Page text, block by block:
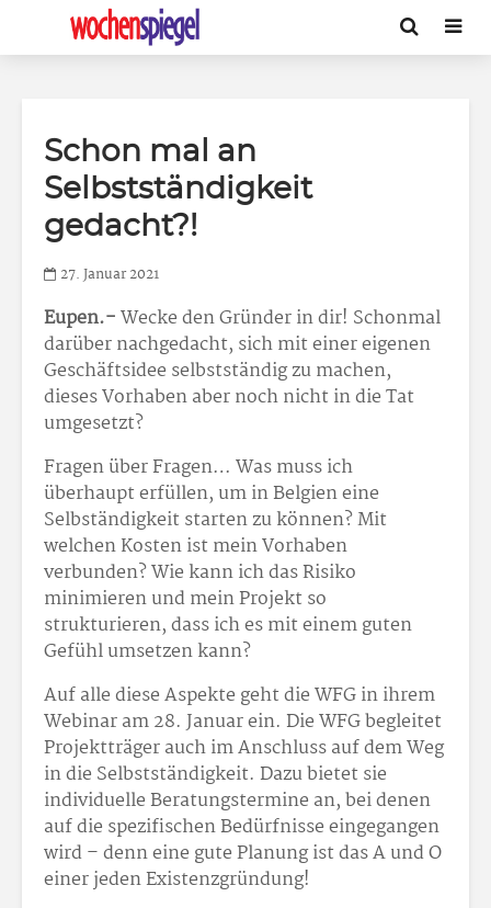
Schon mal an
Selbstständigkeit
gedacht?!
27. Januar 2021
Eupen.-Wecke den Gründer in dir! Schonmal
darüber nachgedacht, sich mit einer eigenen
Geschäftsidee selbstständig zu machen,
dieses Vorhaben aber noch nicht in die Tat
umgesetzt?
Fragen über Fragen… Was muss ich
überhaupt erfüllen, um in Belgien eine
Selbständigkeit starten zu können? Mit
welchen Kosten ist mein Vorhaben
verbunden? Wie kann ich das Risiko
minimieren und mein Projekt so
strukturieren, dass ich es mit einem guten
Gefühl umsetzen kann?
Auf alle diese Aspekte geht die WFG in ihrem
Webinar am 28. Januar ein. Die WFG begleitet
Projektträger auch im Anschluss auf dem Weg
in die Selbstständigkeit. Dazu bietet sie
individuelle Beratungstermine an, bei denen
auf die spezifischen Bedürfnisse eingegangen
wird – denn eine gute Planung ist das A und O
einer jeden Existenzgründung!